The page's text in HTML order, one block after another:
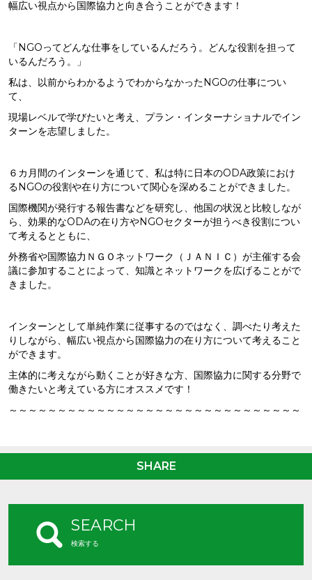
幅広い視点から国際協力と向き合うことができます！
「NGOってどんな仕事をしているんだろう。どんな役割を担って
いるんだろう。」
私は、以前からわかるようでわからなかったNGOの仕事につい
て、
現場レベルで学びたいと考え、プラン・インターナショナルでイン
ターンを志望しました。
６カ月間のインターンを通じて、私は特に日本のODA政策におけ
るNGOの役割や在り方について関心を深めることができました。
国際機関が発行する報告書などを研究し、他国の状況と比較しなが
ら、効果的なODAの在り方やNGOセクターが担うべき役割につい
て考えるとともに、
外務省や国際協力ＮＧＯネットワーク（ＪＡＮＩＣ）が主催する会
議に参加することによって、知識とネットワークを広げることがで
きました。
インターンとして単純作業に従事するのではなく、調べたり考えた
りしながら、幅広い視点から国際協力の在り方について考えること
ができます。
主体的に考えながら動くことが好きな方、国際協力に関する分野で
働きたいと考えている方にオススメです！
～～～～～～～～～～～～～～～～～～～～～～～～～～～～～～
SHARE
SEARCH
検索する